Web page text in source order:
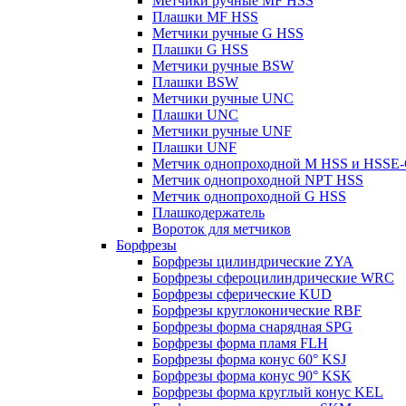
Плашки MF HSS
Метчики ручные G HSS
Плашки G HSS
Метчики ручные BSW
Плашки BSW
Метчики ручные UNC
Плашки UNC
Метчики ручные UNF
Плашки UNF
Метчик однопроходной M HSS и
Метчик однопроходной NPT HSS
Метчик однопроходной G HSS
Плашкодержатель
Вороток для метчиков
Борфрезы
Борфрезы цилиндрические ZYA
Борфрезы сфероцилиндрические WRC
Борфрезы сферические KUD
Борфрезы круглоконические RBF
Борфрезы форма снарядная SPG
Борфрезы форма пламя FLH
Борфрезы форма конус 60° KSJ
Борфрезы форма конус 90° KSK
Борфрезы форма круглый конус KEL